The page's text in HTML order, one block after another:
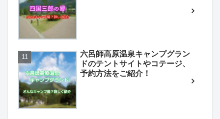
六呂師高原温泉キャンプグラン
ドのテントサイトやコテージ、
予約方法をご紹介！